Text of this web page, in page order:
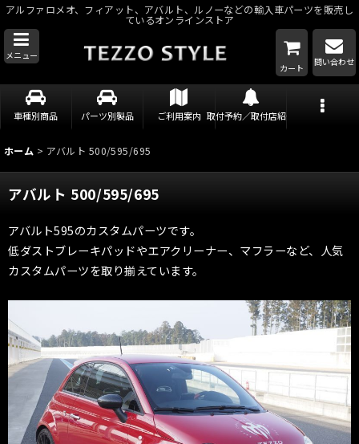
アルファロメオ、フィアット、アバルト、ルノーなどの輸入車パーツを販売し
ているオンラインストア
メニュー
カート
問い合わせ
車種別商品 パーツ別製品 ご利用案内 取付予約／取付店紹介
ホーム > アバルト 500/595/695
アバルト 500/595/695
アバルト595のカスタムパーツです。
低ダストブレーキパッドやエアクリーナー、マフラーなど、人気
カスタムパーツを取り揃えています。